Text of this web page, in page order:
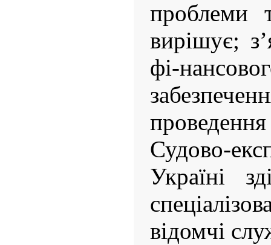
проблеми
вирішує;
фі-
проведення
Судово-
Україні
відомчі